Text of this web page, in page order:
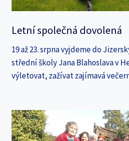
Letní společná dovolená
19 až 23. srpna vyjdeme do
střední školy Jana Blahoslava v
výletovat, zažívat zajímavá